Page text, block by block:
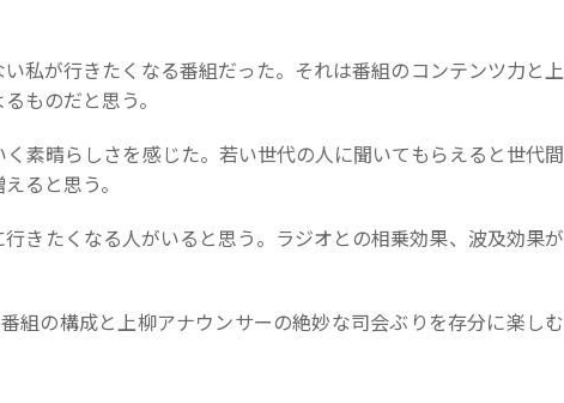
い私が行きたくなる番組だった。それは番組のコンテンツ力と上
ものだと思う。
く素晴らしさを感じた。若い世代の人に聞いてもらえると世代間
ると思う。
行きたくなる人がいると思う。ラジオとの相乗効果、波及効果が
組の構成と上柳アナウンサーの絶妙な司会ぶりを存分に楽しむ